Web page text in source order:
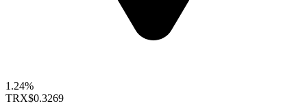
1.24%
TRX$0.3269